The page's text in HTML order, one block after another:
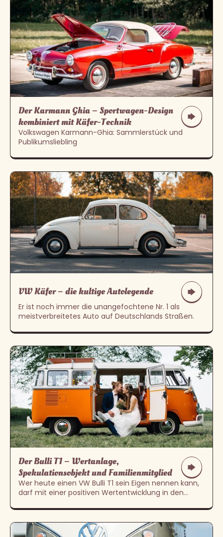
Der Karmann Ghia – Sportwagen-Design
kombiniert mit Käfer-Technik
Volkswagen Karmann-Ghia: Sammlerstück und
Publikumsliebling
VW Käfer – die kultige Autolegende
Er ist noch immer die unangefochtene Nr. 1 als
meistverbreitetes Auto auf Deutschlands Straßen.
Der Bulli T1 – Wertanlage,
Spekulationsobjekt und Familienmitglied
Wer heute einen VW Bulli T1 sein Eigen nennen kann,
darf mit einer positiven Wertentwicklung in den